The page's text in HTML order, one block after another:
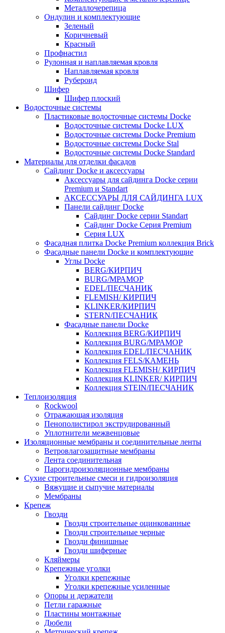
Металлочерепица
Ондулин и комплектующие
Зеленый
Коричневый
Красный
Профнастил
Рулонная и наплавляемая кровля
Наплавляемая кровля
Рубероид
Шифер
Шифер плоский
Водосточные системы
Пластиковые водосточные системы Docke
Водосточные системы Docke LUX
Водосточные системы Docke Premium
Водосточные системы Docke Stal
Водосточные системы Docke Standard
Материалы для отделки фасадов
Сайдинг Docke и аксессуары
Аксессуары для сайдинга Docke серии
Premium и Standart
АКСЕССУАРЫ ДЛЯ САЙДИНГА LUX
Панели сайдинг Docke
Cайдинг Docke серии Standart
Сайдинг Docke Серия Premium
Серия LUX
Фасадная плитка Docke Premium коллекция Brick
Фасадные панели Docke и комплектующие
Углы Docke
BERG/КИРПИЧ
BURG/МРАМОР
EDEL/ПЕСЧАНИК
FLEMISH/ КИРПИЧ
KLINKER/КИРПИЧ
STERN/ПЕСЧАНИК
Фасадные панели Docke
Коллекция BERG/КИРПИЧ
Коллекция BURG/МРАМОР
Коллекция EDEL/ПЕСЧАНИК
Коллекция FELS/КАМЕНЬ
Коллекция FLEMISH/ КИРПИЧ
Коллекция KLINKER/ КИРПИЧ
Коллекция STEIN/ПЕСЧАНИК
Теплоизоляция
Rockwool
Отражающая изоляция
Пенополистирол экструдированный
Уплотнители межвенцовые
Изоляционные мембраны и соединительные ленты
Ветровлагозащитные мембраны
Лента соединительная
Парогидроизоляционные мембраны
Сухие строительные смеси и гидроизоляция
Вяжущие и сыпучие материалы
Мембраны
Крепеж
Гвозди
Гвозди строительные оцинкованные
Гвозди строительные черные
Гвозди финишные
Гвозди шиферные
Кляймеры
Крепежные уголки
Уголки крепежные
Уголки крепежные усиленные
Опоры и держатели
Петли гаражные
Пластины монтажные
Дюбели